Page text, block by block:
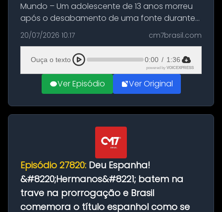
Mundo – Um adolescente de 13 anos morreu
após o desabamento de uma fonte durante
as comemorações pelo título da Copa do
Mundo conquistado pela Espanha, em
Ciudad Rodrigo, na província de Salamanca,
no...
20/07/2026 10:17 cm7brasil.com
Ouça o texto 0:00 / 1:36
powered by VOICEXPRESS
Ver Episódio Ver Original
Episódio 27820: Deu Espanha!
&#8220;Hermanos&#8221; batem na
trave na prorrogação e Brasil
comemora o título espanhol como se